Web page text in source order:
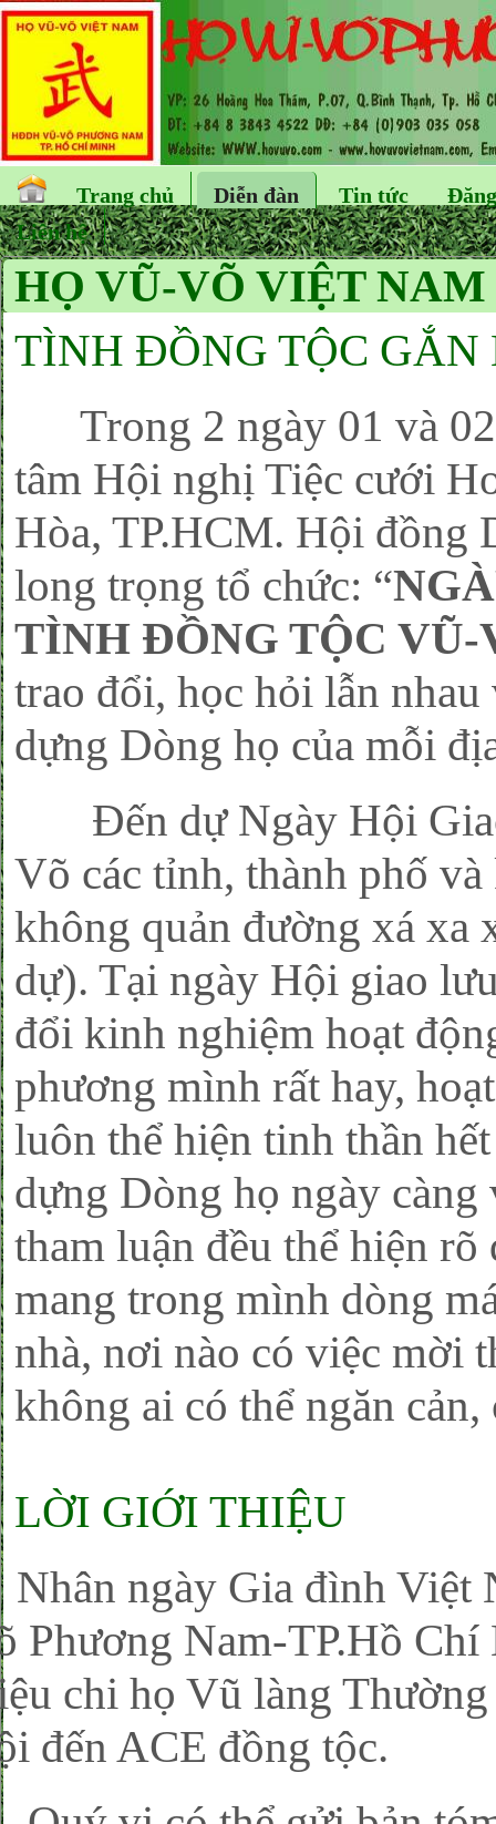
Trang chủ Diễn đàn Tin tức
Liên hệ
HỌ VŨ-VÕ VIỆT
TÌNH ĐỒNG TỘC
Trong 2 ngày 01 và 02
tâm Hội nghị Tiệc cưới
Hòa, TP.HCM. Hội đồng
long trọng tổ chức: “
TÌNH ĐỒNG TỘC
trao đổi, học hỏi lẫn
dựng Dòng họ của mỗi
Đến dự Ngày Hội
Võ các tỉnh, thành phố
không quản đường xá xa
dự). Tại ngày Hội giao
đổi kinh nghiệm hoạt
phương mình rất hay,
luôn thể hiện tinh thần
dựng Dòng họ ngày
tham luận đều thể hiện
mang trong mình dòng
nhà, nơi nào có việc mời
không ai có thể ngăn
LỜI GIỚI THIỆU
ngày Gia đình Việt
Phương Nam-TP.Hồ
chi họ Vũ làng
đến ACE đồng tộc.